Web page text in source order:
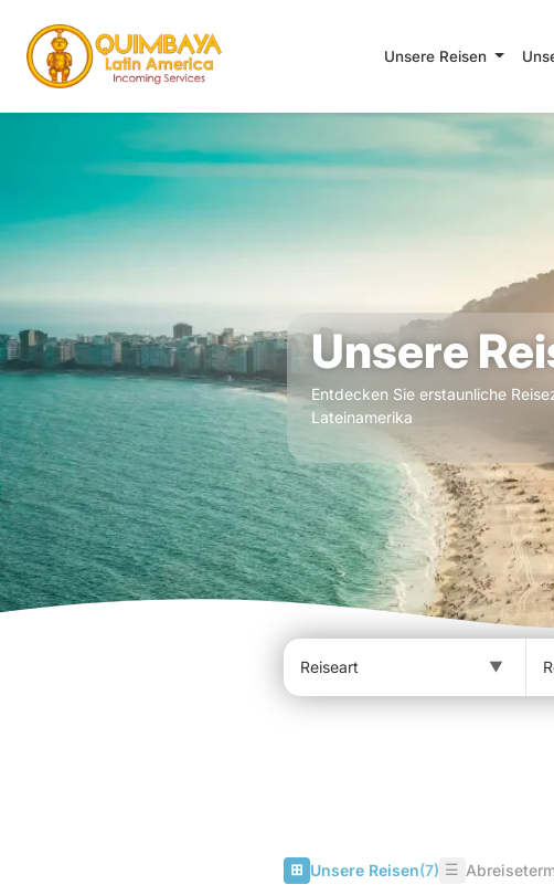
Unsere Reisen
Unsere
Entdecken Sie erstaunliche
Lateinamerika
⊞ Unsere Reisen(7) ☰